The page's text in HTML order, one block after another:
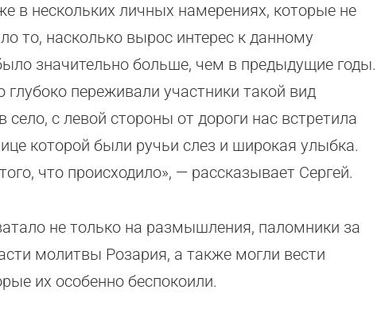
в нескольких личных намерениях, которые не
то, насколько вырос интерес к данному
значительно больше, чем в предыдущие годы.
глубоко переживали участники такой вид
с левой стороны от дороги нас встретила
которой были ручьи слез и широкая улыбка.
что происходило», — рассказывает Сергей.
не только на размышления, паломники за
молитвы Розария, а также могли вести
их особенно беспокоили.